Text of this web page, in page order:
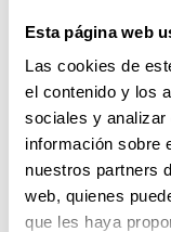
Esta página web
Las cookies de
el contenido y los
sociales y
información sobre
nuestros partners
web, quienes
que les haya
más adecuado
doblarse por la
casos, los
principal de la
etiquetas en un
Etiquetas para tallas
estas etiquetas es